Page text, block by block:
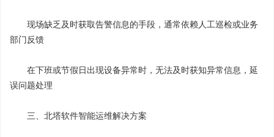
现场缺乏及时获取告警信息的手段，通常依赖人工巡检或业务
部门反馈
在下班或节假日出现设备异常时，无法及时获知异常信息，延
误问题处理
三、北塔软件智能运维解决方案